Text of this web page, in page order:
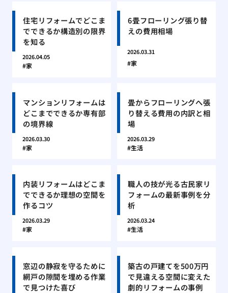
住宅リフォームでどこま
でできるか構造別の限界
を知る
2026.04.05
家
6畳フローリング張り替
えの費用相場
2026.03.31
家
マンションリフォームは
どこまでできるか専有部
の境界線
2026.03.30
家
畳からフローリングへ張
り替える費用の内訳と相
場
2026.03.29
生活
内装リフォームはどこま
でできるか理想の空間を
作るコツ
2026.03.29
家
職人の技が光る古民家リ
フォームの最新事例を分
析
2026.03.24
生活
窓辺の静寂を守るために
網戸の隙間を埋める作業
で見つけた喜び
築古の戸建てを500万円
で見違える空間に変えた
劇的リフォームの事例